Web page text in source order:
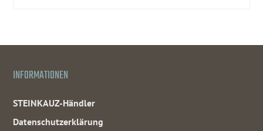
INFORMATIONEN
STEINKAUZ-Händler
Datenschutzerklärung